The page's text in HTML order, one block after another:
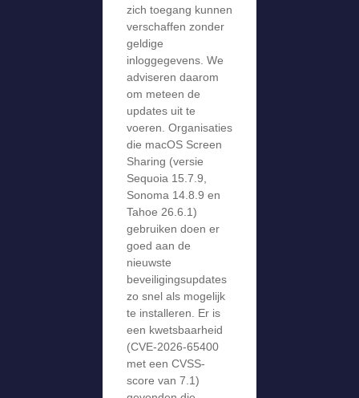
zich toegang kunnen
verschaffen zonder
geldige
inloggegevens. We
adviseren daarom
om meteen de
updates uit te
voeren. Organisaties
die macOS Screen
Sharing (versie
Sequoia 15.7.9,
Sonoma 14.8.9 en
Tahoe 26.6.1)
gebruiken doen er
goed aan de
nieuwste
beveiligingsupdates
zo snel als mogelijk
te installeren. Er is
een kwetsbaarheid
(CVE-2026-65400
met een CVSS-
score van 7.1)